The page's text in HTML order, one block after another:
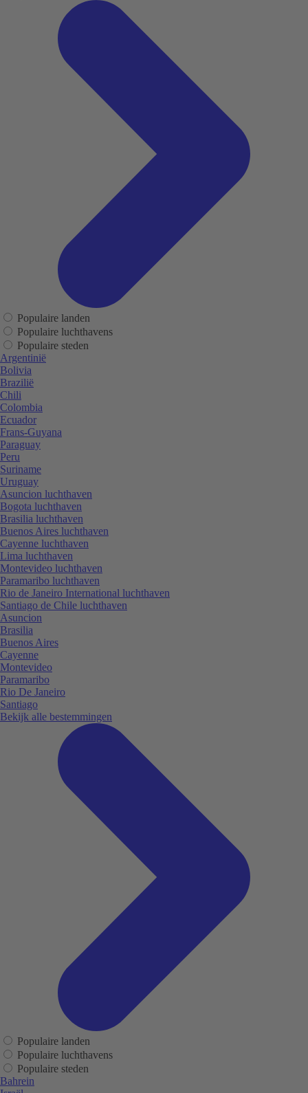
Populaire landen
Populaire luchthavens
Populaire steden
Argentinië
Bolivia
Brazilië
Chili
Colombia
Ecuador
Frans-Guyana
Paraguay
Peru
Suriname
Uruguay
Asuncion luchthaven
Bogota luchthaven
Brasilia luchthaven
Buenos Aires luchthaven
Cayenne luchthaven
Lima luchthaven
Montevideo luchthaven
Paramaribo luchthaven
Rio de Janeiro International luchthaven
Santiago de Chile luchthaven
Asuncion
Brasilia
Buenos Aires
Cayenne
Montevideo
Paramaribo
Rio De Janeiro
Santiago
Bekijk alle bestemmingen
Populaire landen
Populaire luchthavens
Populaire steden
Bahrein